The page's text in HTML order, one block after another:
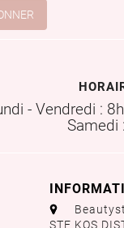
- Vendredi :
Samedi
aaa
STE KOS